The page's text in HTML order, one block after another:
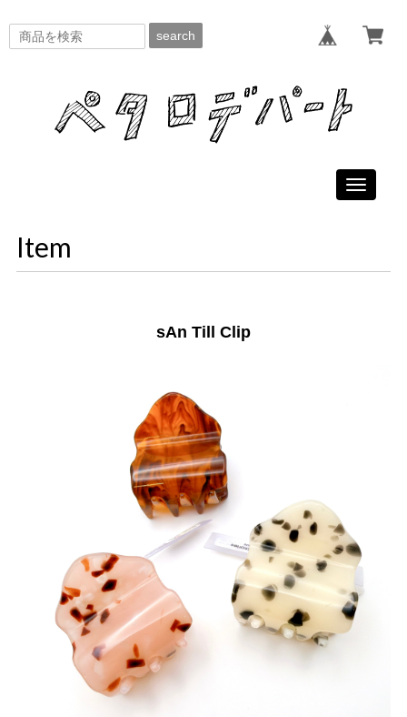
search
Toggle
Item
sAn Till Clip